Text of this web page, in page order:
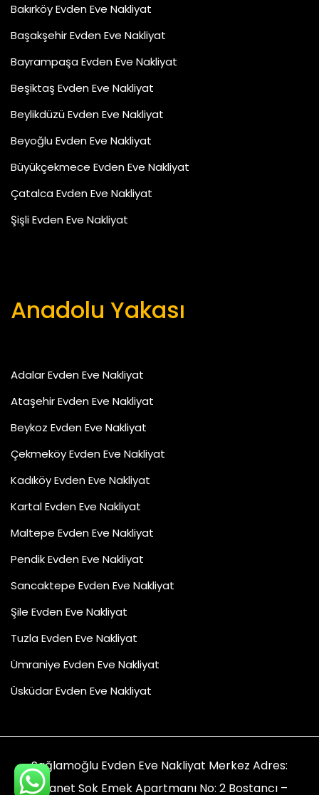
Bakırköy Evden Eve Nakliyat
Başakşehir Evden Eve Nakliyat
Bayrampaşa Evden Eve Nakliyat
Beşiktaş Evden Eve Nakliyat
Beylikdüzü Evden Eve Nakliyat
Beyoğlu Evden Eve Nakliyat
Büyükçekmece Evden Eve Nakliyat
Çatalca Evden Eve Nakliyat
Şişli Evden Eve Nakliyat
Anadolu Yakası
Adalar Evden Eve Nakliyat
Ataşehir Evden Eve Nakliyat
Beykoz Evden Eve Nakliyat
Çekmeköy Evden Eve Nakliyat
Kadıköy Evden Eve Nakliyat
Kartal Evden Eve Nakliyat
Maltepe Evden Eve Nakliyat
Pendik Evden Eve Nakliyat
Sancaktepe Evden Eve Nakliyat
Şile Evden Eve Nakliyat
Tuzla Evden Eve Nakliyat
Ümraniye Evden Eve Nakliyat
Üsküdar Evden Eve Nakliyat
Sağlamoğlu Evden Eve Nakliyat Merkez Adres:
Emanet Sok Emek Apartmanı No: 2 Bostancı –